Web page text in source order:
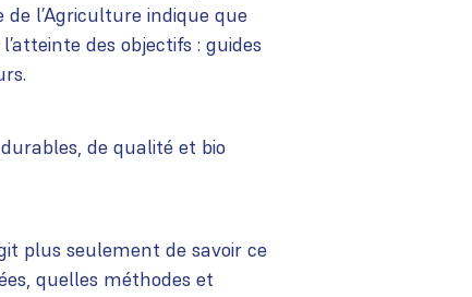
l’Agriculture indique que
des objectifs : guides
de qualité et bio
plus seulement de savoir ce
quelles méthodes et